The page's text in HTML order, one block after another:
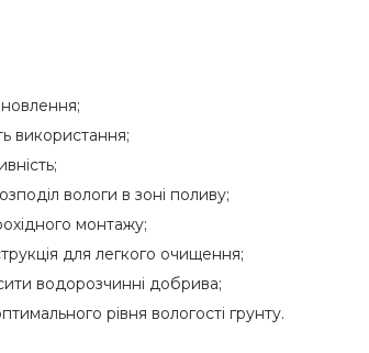
використання;
вологи в зоні поливу;
монтажу;
для легкого очищення;
водорозчинні добрива;
рівня вологості грунту.